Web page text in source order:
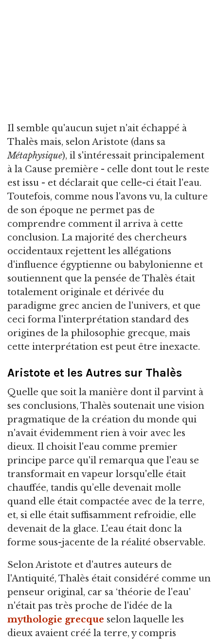
Il semble qu'aucun sujet n'ait échappé à
Thalès mais, selon Aristote (dans sa
Métaphysique), il s'intéressait principalement
à la Cause première - celle dont tout le reste
est issu - et déclarait que celle-ci était l'eau.
Toutefois, comme nous l'avons vu, la culture
de son époque ne permet pas de
comprendre comment il arriva à cette
conclusion. La majorité des chercheurs
occidentaux rejettent les allégations
d'influence égyptienne ou babylonienne et
soutiennent que la pensée de Thalès était
totalement originale et dérivée du
paradigme grec ancien de l'univers, et que
ceci forma l'interprétation standard des
origines de la philosophie grecque, mais
cette interprétation est peut être inexacte.
Aristote et les Autres sur Thalès
Quelle que soit la manière dont il parvint à
ses conclusions, Thalès soutenait une vision
pragmatique de la création du monde qui
n'avait évidemment rien à voir avec les
dieux. Il choisit l'eau comme premier
principe parce qu'il remarqua que l'eau se
transformait en vapeur lorsqu'elle était
chauffée, tandis qu’elle devenait molle
quand elle était compactée avec de la terre,
et, si elle était suffisamment refroidie, elle
devenait de la glace. L'eau était donc la
forme sous-jacente de la réalité observable.
Selon Aristote et d'autres auteurs de
l'Antiquité, Thalès était considéré comme un
penseur original, car sa ‘théorie de l'eau'
n'était pas très proche de l'idée de la
mythologie grecque selon laquelle les
dieux avaient créé la terre, y compris